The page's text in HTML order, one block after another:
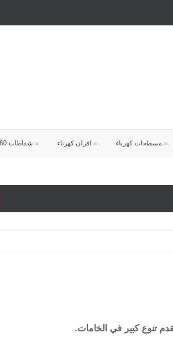
≡ مسطحات كهرباء ≡ افران كهرباء ≡ شفاطات 60 سم
تنوع كبير في الخامات.